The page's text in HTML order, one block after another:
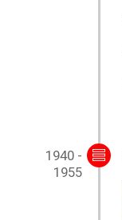
1940 -
1955